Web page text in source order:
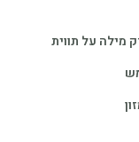
מילה על תווית